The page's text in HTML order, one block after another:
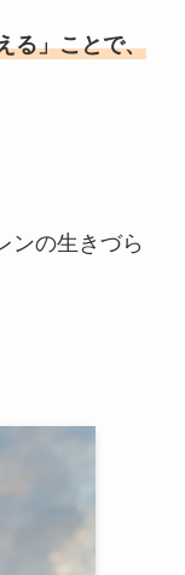
る」ことで、
ンの生きづら